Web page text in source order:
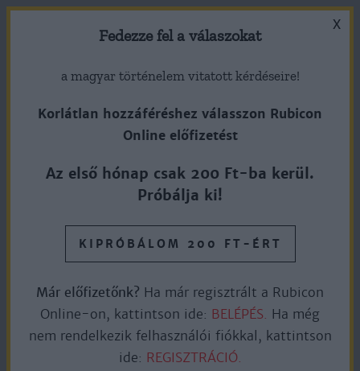
SERHÁZAK A JÁSZKUNSÁGBAN
Ingyen olvasható 12perc olvasás
„Magas, száraz ember volt és a köznép előtt nagy
tekintélynek örvendett, mert stájer népviseletben
X
Fedezze fel a válaszokat
a magyar történelem vitatott kérdéseire!
Korlátlan hozzáféréshez válasszon Rubicon
Online előfizetést
Az első hónap csak 200 Ft-ba kerül.
Próbálja ki!
KIPRÓBÁLOM 200 FT-ÉRT
Már előfizetőnk? Ha már regisztrált a Rubicon
Online-on, kattintson ide: BELÉPÉS. Ha még
nem rendelkezik felhasználói fiókkal, kattintson
ide: REGISZTRÁCIÓ.